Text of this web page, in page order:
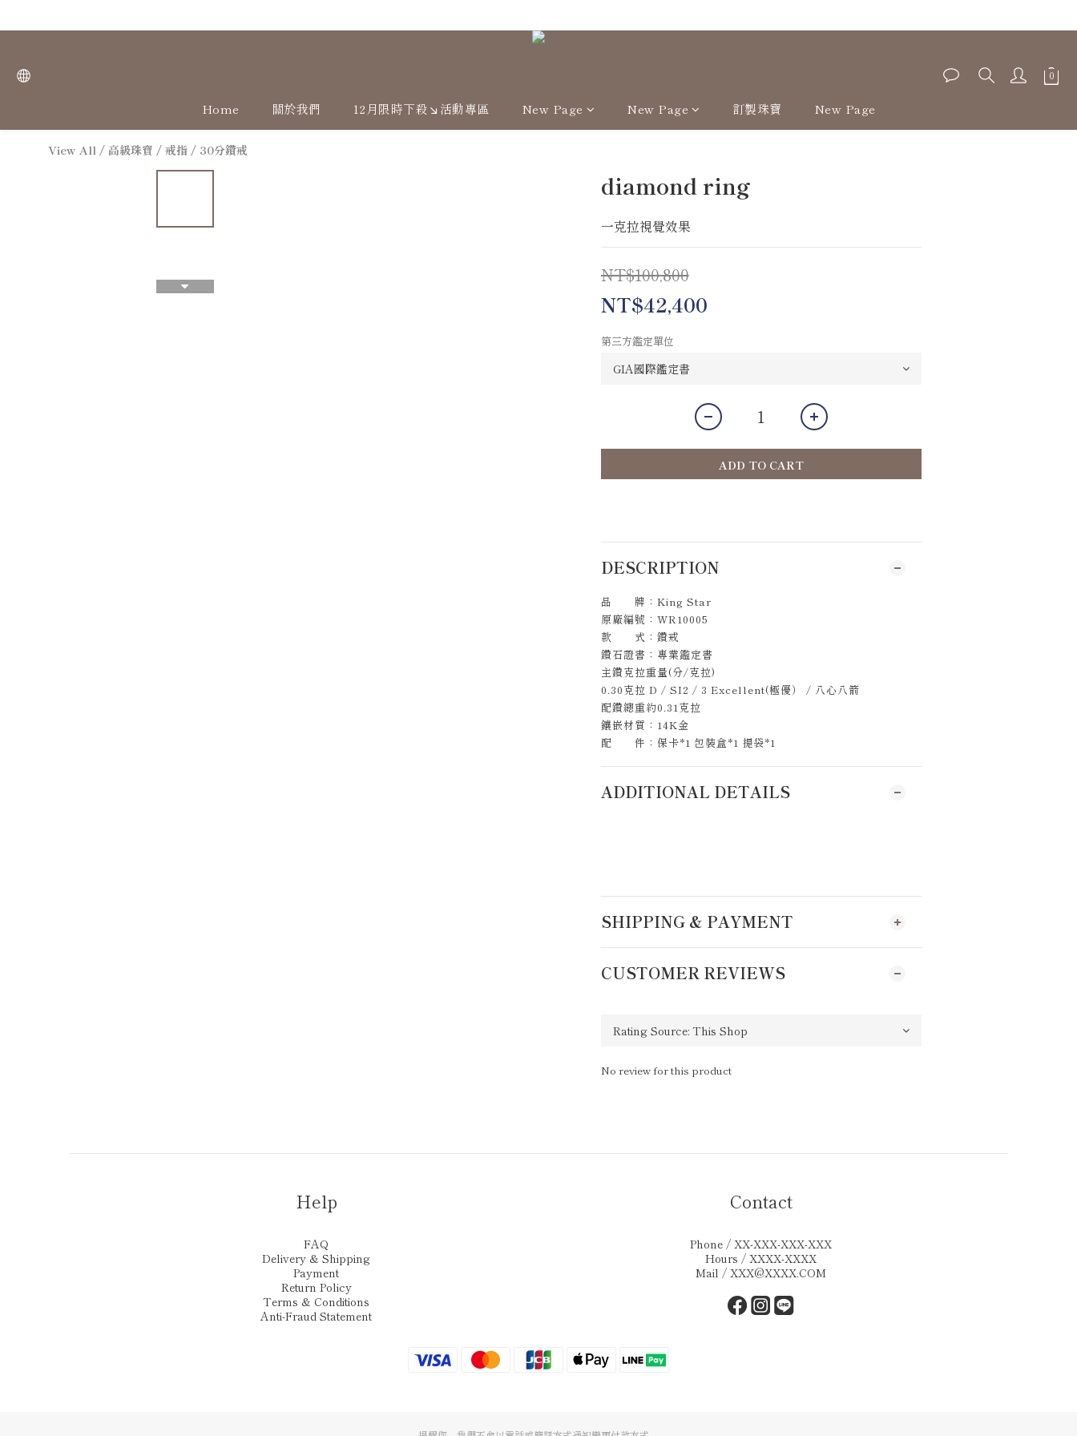
Home 關於我們 12月限時下殺↘活動專區 New Page New Page 訂製珠寶 New Page
View All / 高級珠寶 / 戒指 / 30分鑽戒
diamond ring
一克拉視覺效果
NT$100,800
NT$42,400
第三方鑑定單位
ADD TO CART
DESCRIPTION
品 牌：King Star
原廠編號：WR10005
款 式：鑽戒
鑽石證書：專業鑑定書
主鑽克拉重量(分/克拉)
0.30克拉 D / SI2 / 3 Excellent(極優） / 八心八箭
配鑽總重約0.31克拉
鑲嵌材質：14K金
配 件：保卡*1 包裝盒*1 提袋*1
ADDITIONAL DETAILS
SHIPPING & PAYMENT
CUSTOMER REVIEWS
No review for this product
Help
FAQ
Delivery & Shipping
Payment
Return Policy
Terms & Conditions
Anti-Fraud Statement
Contact
Phone / XX-XXX-XXX-XXX
Hours / XXXX-XXXX
Mail / XXX@XXXX.COM